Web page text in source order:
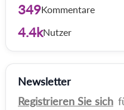
349Kommentare
4.4kNutzer
Newsletter
Registrieren Sie sich